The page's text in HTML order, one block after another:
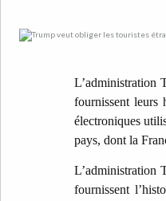
L’administration
fournissent leurs
électroniques
pays, dont la
L’administration
fournissent